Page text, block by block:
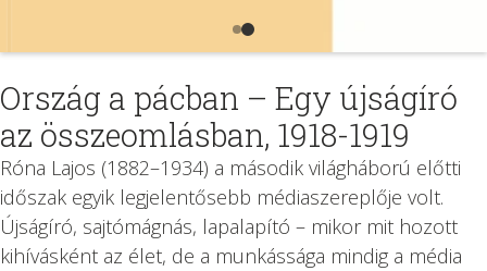
Ország a pácban – Egy újságíró
az összeomlásban, 1918-1919
Róna Lajos (1882–1934) a második világháború előtti
időszak egyik legjelentősebb médiaszereplője volt.
Újságíró, sajtómágnás, lapalapító – mikor mit hozott
kihívásként az élet, de a munkássága mindig a média